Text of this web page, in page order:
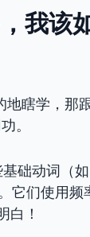
我该
瞎学，那
。
础动词（如
它们使用
白！